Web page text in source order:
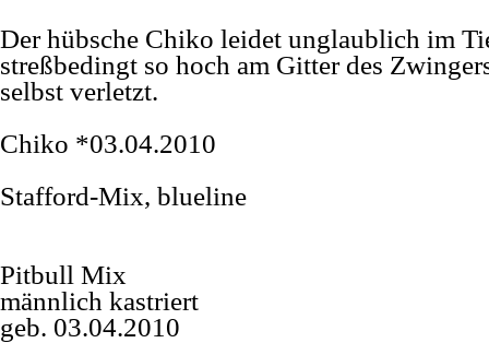
Der hübsche Chiko leidet unglaublich im
streßbedingt so hoch am Gitter des
selbst verletzt.
Chiko *03.04.2010
Stafford-Mix, blueline
Pitbull Mix
männlich kastriert
geb. 03.04.2010